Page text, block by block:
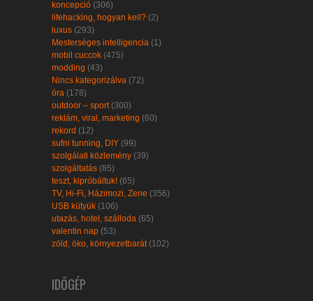
koncepció (306)
lifehacking, hogyan kell? (2)
luxus (293)
Mesterséges intelligencia (1)
mobil cuccok (475)
modding (43)
Nincs kategorizálva (72)
óra (178)
outdoor – sport (300)
reklám, viral, marketing (60)
rekord (12)
sufni tunning, DIY (99)
szolgálati közlemény (39)
szolgáltatás (85)
teszt, kipróbáltuk! (65)
TV, Hi-Fi, Házimozi, Zene (356)
USB kütyük (106)
utazás, hotel, szálloda (65)
valentin nap (53)
zöld, öko, környezetbarát (102)
IDŐGÉP